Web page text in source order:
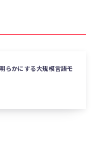
かにする大規模言語モ